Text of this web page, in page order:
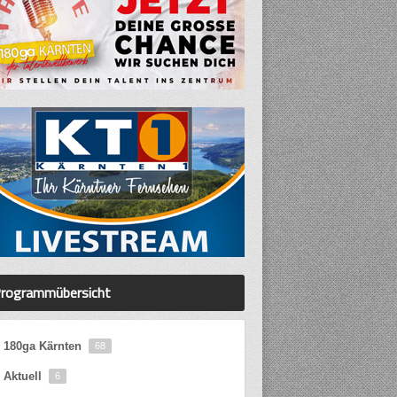
180ga Kärnten 68
Aktuell 6